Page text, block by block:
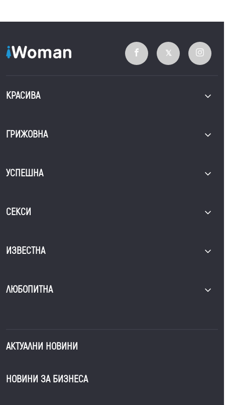
КРАСИВА
ГРИЖОВНА
УСПЕШНА
СЕКСИ
ИЗВЕСТНА
ЛЮБОПИТНА
АКТУАЛНИ НОВИНИ
НОВИНИ ЗА БИЗНЕСА